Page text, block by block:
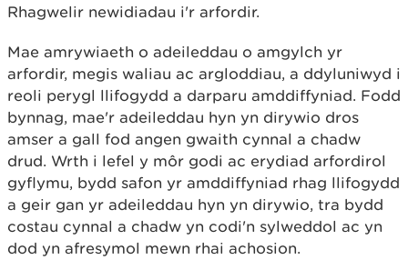
Rhagwelir newidiadau i'r arfordir.
Mae amrywiaeth o adeileddau o amgylch yr
arfordir, megis waliau ac argloddiau, a ddyluniwyd i
reoli perygl llifogydd a darparu amddiffyniad. Fodd
bynnag, mae'r adeileddau hyn yn dirywio dros
amser a gall fod angen gwaith cynnal a chadw
drud. Wrth i lefel y môr godi ac erydiad arfordirol
gyflymu, bydd safon yr amddiffyniad rhag llifogydd
a geir gan yr adeileddau hyn yn dirywio, tra bydd
costau cynnal a chadw yn codi'n sylweddol ac yn
dod yn afresymol mewn rhai achosion.